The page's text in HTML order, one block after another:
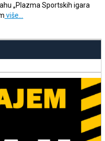
„Plazma Sportskih igara
više…